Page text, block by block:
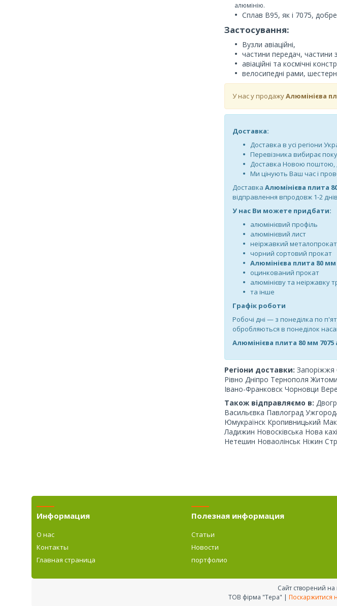
алюмінію.
Сплав В95, як і 7075,
Застосування:
Вузли авіаційні,
частини передач, частини
авіаційні та космічні
велосипедні рами,
У нас у продажуАлюмінієва
Доставка:
Доставка в усі регіони
Перевізника вибирає
Доставка Новою поштою,
Ми цінують Ваш час і
Доставка Алюмінієва плита
відправлення впродовж 1-2
У нас Ви можете придбати:
алюмінієвий профіль
алюмінієвий лист
неіржавкий металопрокат
чорний сортовий прокат
Алюмінієва плита 80 мм
оцинкований прокат
алюмінієву та неіржавку
та інше
Графік роботи
Робочі дні — з понеділка по
обробляються в понеділок
Алюмінієва плита 80 мм 7075
Регіони доставки: Запоріжжя
Рівно Дніпро Тернополя
Івано-Франковск Чорновци
Також відправляємо в:
Васильєвка Павлоград
Юмукраїнск Кропивницький
Ладижин Новосківська Нова
Нетешин Новаолінськ Ніжин
Информация
О нас
Контакты
Главная страница
Полезная информация
Статьи
Новости
портфолио
Сайт створений на
ТОВ фірма "Тера" | Поскаржитися